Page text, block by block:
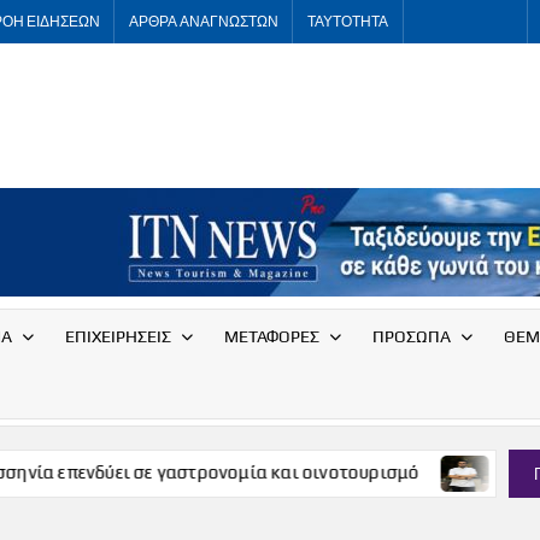
ΕΙΔΗΣΕΩΝ ΑΡΘΡΑ ΑΝΑΓΝΩΣΤΩΝ ΤΑΥΤΟΤΗΤΑ
News
ΕΠΙΧΕΙΡΗΣΕΙΣ ΜΕΤΑΦΟΡΕΣ ΠΡΟΣΩΠΑ
και οινοτουρισμό Ο Γκίκας Ξενάκης